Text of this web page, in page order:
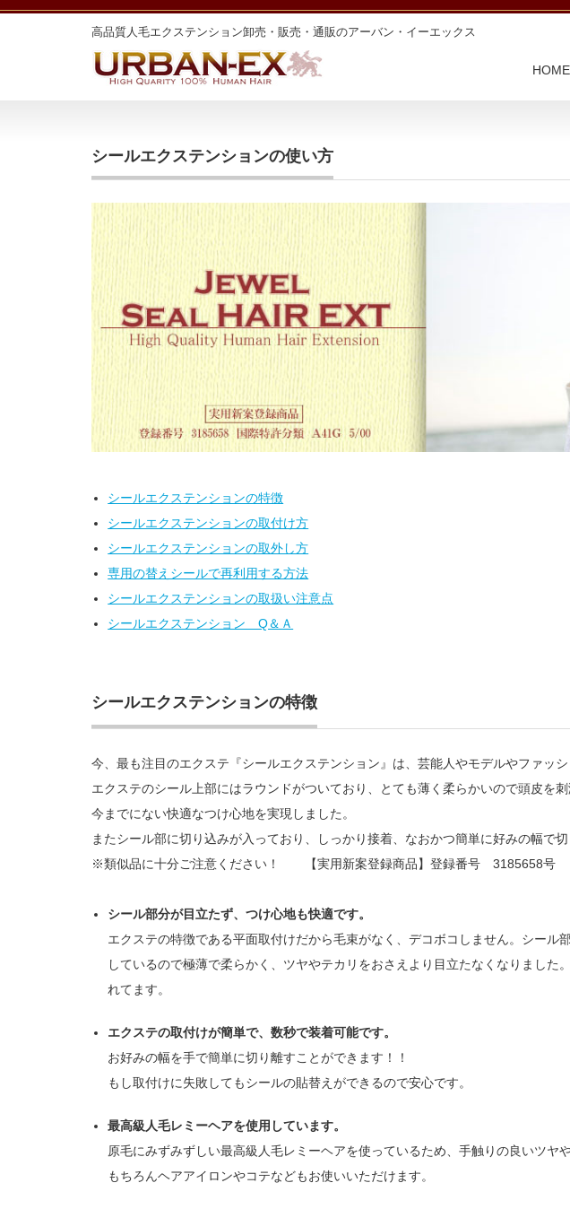
高品質人毛エクステンション卸売・販売・通販のアーバン・イーエックス
HOME
シールエクステンションの使い方
シールエクステンションの特徴
シールエクステンションの取付け方
シールエクステンションの取外し方
専用の替えシールで再利用する方法
シールエクステンションの取扱い注意点
シールエクステンション Q＆Ａ
シールエクステンションの特徴
今、最も注目のエクステ『シールエクステンション』は、芸能人やモデルやファッシ
エクステのシール上部にはラウンドがついており、とても薄く柔らかいので頭皮を刺
今までにない快適なつけ心地を実現しました。
またシール部に切り込みが入っており、しっかり接着、なおかつ簡単に好みの幅で切
※類似品に十分ご注意ください！ 【実用新案登録商品】登録番号 3185658号
シール部分が目立たず、つけ心地も快適です。
エクステの特徴である平面取付けだから毛束がなく、デコボコしません。シール
しているので極薄で柔らかく、ツヤやテカリをおさえより目立たなくなりました
れてます。
エクステの取付けが簡単で、数秒で装着可能です。
お好みの幅を手で簡単に切り離すことができます！！
もし取付けに失敗してもシールの貼替えができるので安心です。
最高級人毛レミーヘアを使用しています。
原毛にみずみずしい最高級人毛レミーヘアを使っているため、手触りの良いツヤ
もちろんヘアアイロンやコテなどもお使いいただけます。